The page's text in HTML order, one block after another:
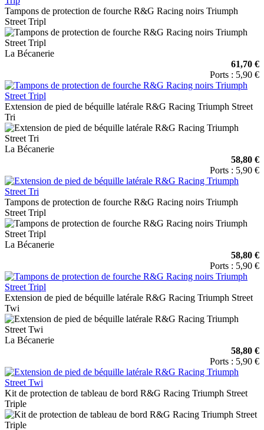
Tampons de protection de fourche R&G Racing noirs Triumph
Street Tripl
La Bécanerie
61,70 €
Ports : 5,90 €
Extension de pied de béquille latérale R&G Racing Triumph Street
Tri
La Bécanerie
58,80 €
Ports : 5,90 €
Tampons de protection de fourche R&G Racing noirs Triumph
Street Tripl
La Bécanerie
58,80 €
Ports : 5,90 €
Extension de pied de béquille latérale R&G Racing Triumph Street
Twi
La Bécanerie
58,80 €
Ports : 5,90 €
Kit de protection de tableau de bord R&G Racing Triumph Street
Triple